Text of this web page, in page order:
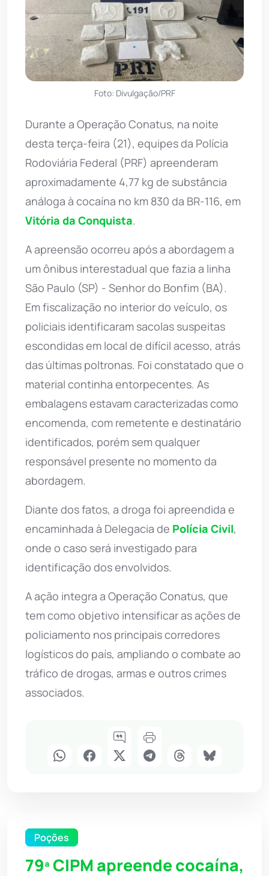
Foto: Divulgação/PRF
Durante a Operação Conatus, na noite
desta terça-feira (21), equipes da Polícia
Rodoviária Federal (PRF) apreenderam
aproximadamente 4,77 kg de substância
análoga à cocaína no km 830 da BR-116, em
Vitória da Conquista.
A apreensão ocorreu após a abordagem a
um ônibus interestadual que fazia a linha
São Paulo (SP) - Senhor do Bonfim (BA).
Em fiscalização no interior do veículo, os
policiais identificaram sacolas suspeitas
escondidas em local de difícil acesso, atrás
das últimas poltronas. Foi constatado que o
material continha entorpecentes. As
embalagens estavam caracterizadas como
encomenda, com remetente e destinatário
identificados, porém sem qualquer
responsável presente no momento da
abordagem.
Diante dos fatos, a droga foi apreendida e
encaminhada à Delegacia de Polícia Civil,
onde o caso será investigado para
identificação dos envolvidos.
A ação integra a Operação Conatus, que
tem como objetivo intensificar as ações de
policiamento nos principais corredores
logísticos do país, ampliando o combate ao
tráfico de drogas, armas e outros crimes
associados.
Poções
79ª CIPM apreende cocaína,